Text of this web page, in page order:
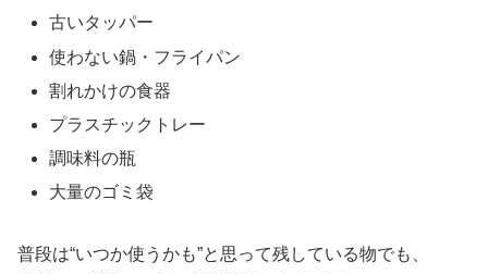
古いタッパー
使わない鍋・フライパン
割れかけの食器
プラスチックトレー
調味料の瓶
大量のゴミ袋
普段は“いつか使うかも”と思って残している物でも、